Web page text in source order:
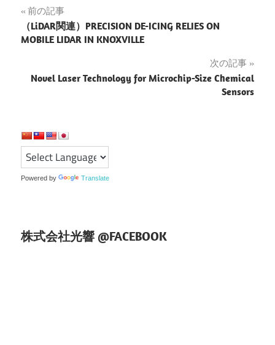
投
稿
ビ
ー
シ
ョ
前の記事
（LiDAR関連）PRECISION DE-ICING RELIES ON
MOBILE LIDAR IN KNOXVILLE
次の記事
Novel Laser Technology for Microchip-Size Chemical
Sensors
Powered by Translate
株式会社光響 @FACEBOOK